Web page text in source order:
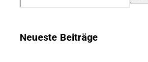
Neueste Beiträge